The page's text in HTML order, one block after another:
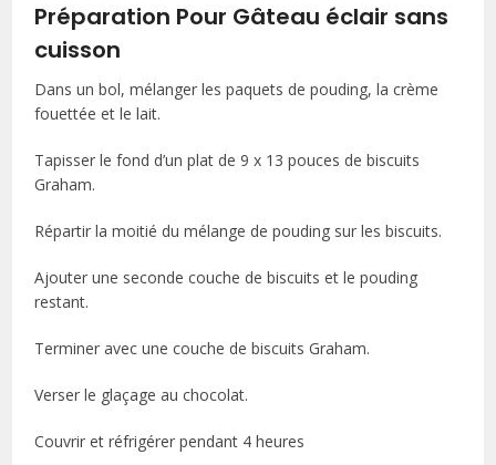
Préparation Pour Gâteau éclair sans
cuisson
Dans un bol, mélanger les paquets de pouding, la crème
fouettée et le lait.
Tapisser le fond d’un plat de 9 x 13 pouces de biscuits
Graham.
Répartir la moitié du mélange de pouding sur les biscuits.
Ajouter une seconde couche de biscuits et le pouding
restant.
Terminer avec une couche de biscuits Graham.
Verser le glaçage au chocolat.
Couvrir et réfrigérer pendant 4 heures